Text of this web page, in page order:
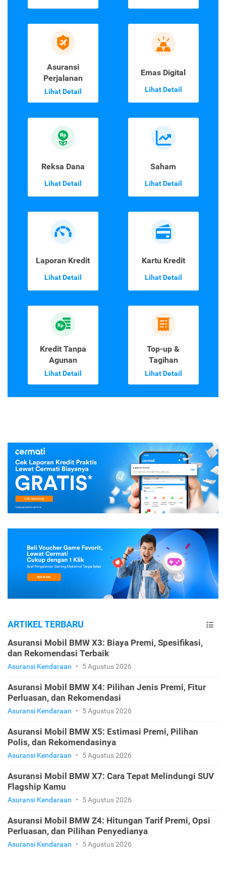
Asuransi
Perjalanan
Lihat Detail
Emas Digital
Lihat Detail
Reksa Dana
Lihat Detail
Saham
Lihat Detail
Laporan Kredit
Lihat Detail
Kartu Kredit
Lihat Detail
Kredit Tanpa
Agunan
Lihat Detail
Top-up &
Tagihan
Lihat Detail
ARTIKEL TERBARU
Asuransi Mobil BMW X3: Biaya Premi, Spesifikasi,
dan Rekomendasi Terbaik
Asuransi Kendaraan • 5 Agustus 2026
Asuransi Mobil BMW X4: Pilihan Jenis Premi, Fitur
Perluasan, dan Rekomendasi
Asuransi Kendaraan • 5 Agustus 2026
Asuransi Mobil BMW X5: Estimasi Premi, Pilihan
Polis, dan Rekomendasinya
Asuransi Kendaraan • 5 Agustus 2026
Asuransi Mobil BMW X7: Cara Tepat Melindungi SUV
Flagship Kamu
Asuransi Kendaraan • 5 Agustus 2026
Asuransi Mobil BMW Z4: Hitungan Tarif Premi, Opsi
Perluasan, dan Pilihan Penyedianya
Asuransi Kendaraan • 5 Agustus 2026